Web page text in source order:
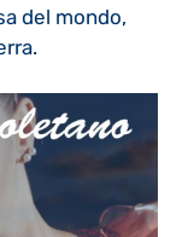
del mondo,